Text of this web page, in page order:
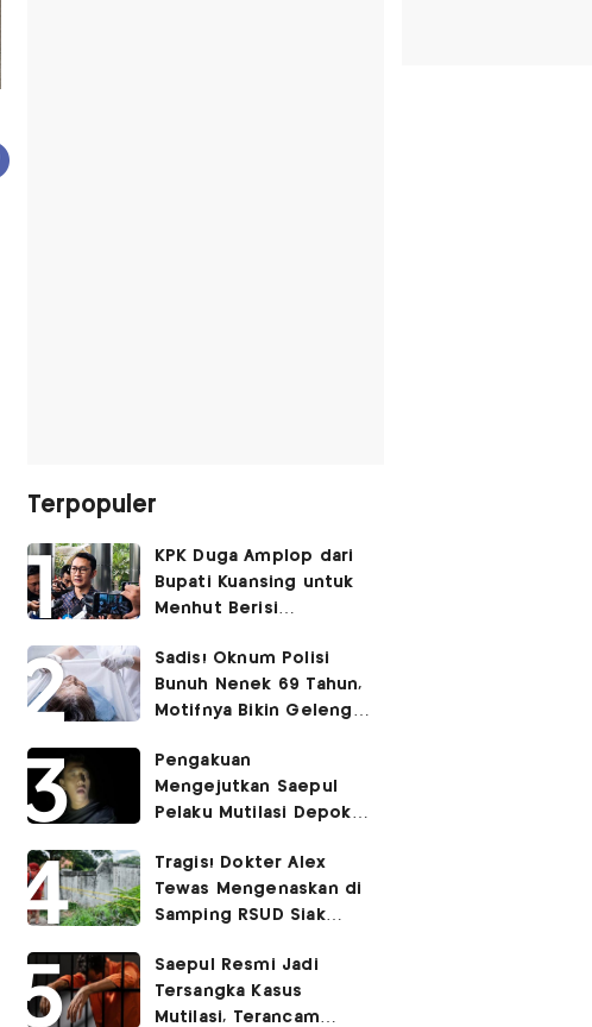
Terpopuler
KPK Duga Amplop dari
Bupati Kuansing untuk
Menhut Berisi
Pengembaliannya
Belum Utuh
Sadis! Oknum Polisi
Bunuh Nenek 69 Tahun,
Motifnya Bikin Geleng
Pengakuan
Mengejutkan Saepul
Pelaku Mutilasi Depok:
Korban di Kontrakan
Tragis! Dokter Alex
Tewas Mengenaskan di
Samping RSUD Siak
Rocuronium
Saepul Resmi Jadi
Tersangka Kasus
Mutilasi, Terancam